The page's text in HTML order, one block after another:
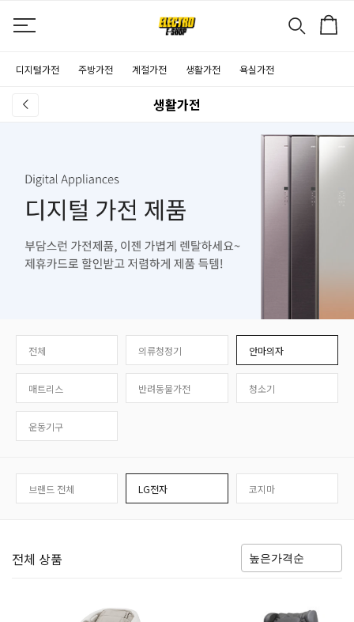
디지털가전 주방가전 계절가전 생활가전 욕실가전
생활가전
전체 의류청정기 안마의자
매트리스 반려동물가전 청소기
운동기구
브랜드 전체 LG전자 코지마
전체 상품